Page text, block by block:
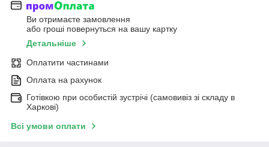
Ви отримаєте замовлення
або гроші повернуться на вашу картку
Детальніше
Оплатити частинами
Оплата на рахунок
Готівкою при особистій зустрічі (самовивіз зі складу в
Харкові)
Всі умови оплати